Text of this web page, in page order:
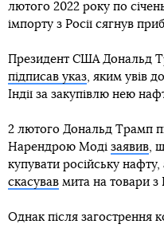
лютого 2022 року по
імпорту з Росії сягнув
Президент США Дональд
підписав указ, яким увів
Індії за закупівлю нею
2 лютого Дональд Трамп
Нарендрою Моді заявив,
купувати російську
скасував мита на товари з
Однак після загострення